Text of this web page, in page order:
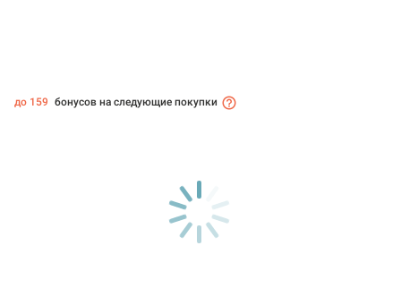
до 159 бонусов на следующие покупки